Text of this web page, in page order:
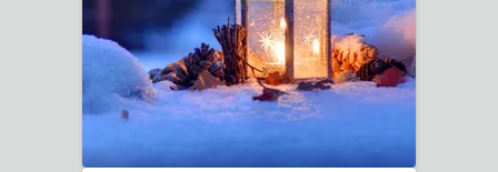
20 Reisen gefunden